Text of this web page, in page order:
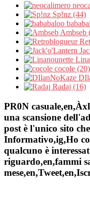
Sp!nz (44)
Ambseb
cocole (20)
Radaj (16)
PR0N
una scansione
post è l'unico sito
Informativo,ig,Ho
qualcuno è
riguardo,en,fammi